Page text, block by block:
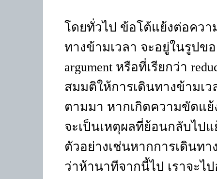
โดยทั่วไป ข้อโต้แย้งต่อควา
ทางข้ามเวลา จะอยู่ในรูปข
argument หรือที่เรียกว่า
สมมติให้การเดินทางข้ามเ
ตามมา หากเกิดความขัดแย้
จะเป็นเหตุผลที่ย้อนกลับไป
ตัวอย่างเช่นหากการเดินทา
ว่าห้านาทีจากนี้ไป เราจะไ